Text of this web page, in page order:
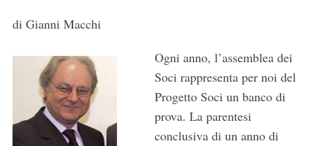
di Gianni Macchi
Ogni anno, l’assemblea dei
Soci rappresenta per noi del
Progetto Soci un banco di
prova. La parentesi
conclusiva di un anno di